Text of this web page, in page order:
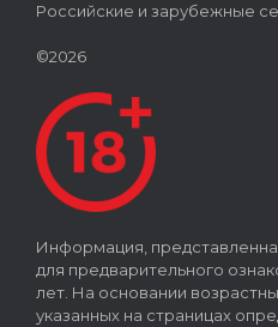
Российские и зарубежные
©2026
Информация,
для предварительного
лет. На основании
указанных на страницах